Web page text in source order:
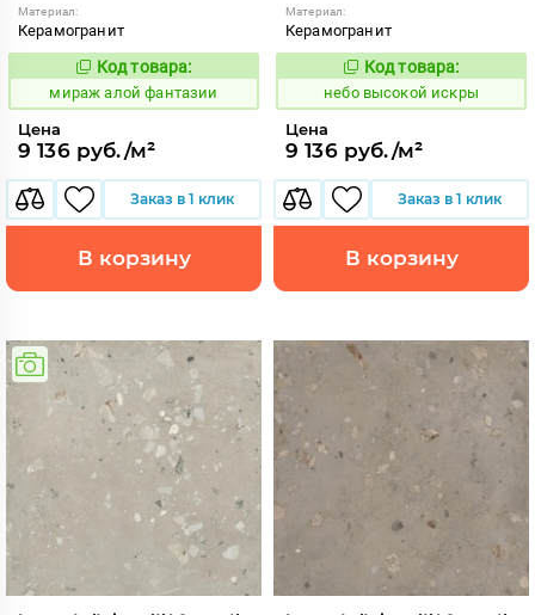
Материал:
Керамогранит
984612
Код товара:
мираж алой фантазии
Цена
9 136 руб./м²
Заказ в 1 клик
В корзину
Материал:
Керамогранит
1111409
Код товара:
небо высокой искры
Цена
9 136 руб./м²
Заказ в 1 клик
В корзину